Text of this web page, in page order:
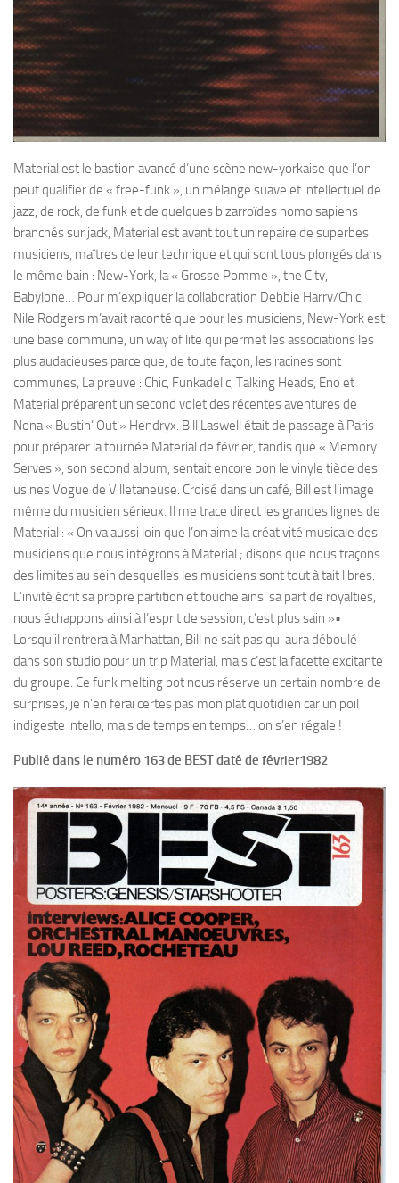
Material est le bastion avancé d’une scène new-yorkaise que l’on
peut qualifier de « free-funk », un mélange suave et intellectuel de
jazz, de rock, de funk et de quelques bizarroïdes homo sapiens
branchés sur jack, Material est avant tout un repaire de superbes
musiciens, maîtres de leur technique et qui sont tous plongés dans
le même bain : New-York, la « Grosse Pomme », the City,
Babylone… Pour m’expliquer la collaboration Debbie Harry/Chic,
Nile Rodgers m’avait raconté que pour les musiciens, New-York est
une base commune, un way of lite qui permet les associations les
plus audacieuses parce que, de toute façon, les racines sont
communes, La preuve : Chic, Funkadelic, Talking Heads, Eno et
Material préparent un second volet des récentes aventures de
Nona « Bustin’ Out » Hendryx. Bill Laswell était de passage à Paris
pour préparer la tournée Material de février, tandis que « Memory
Serves », son second album, sentait encore bon le vinyle tiède des
usines Vogue de Villetaneuse. Croisé dans un café, Bill est l’image
même du musicien sérieux. Il me trace direct les grandes lignes de
Material : « On va aussi loin que l’on aime la créativité musicale des
musiciens que nous intégrons à Material ; disons que nous traçons
des limites au sein desquelles les musiciens sont tout à tait libres.
L’invité écrit sa propre partition et touche ainsi sa part de royalties,
nous échappons ainsi à l’esprit de session, c’est plus sain »•
Lorsqu’il rentrera à Manhattan, Bill ne sait pas qui aura déboulé
dans son studio pour un trip Material, mais c’est la facette excitante
du groupe. Ce funk melting pot nous réserve un certain nombre de
surprises, je n’en ferai certes pas mon plat quotidien car un poil
indigeste intello, mais de temps en temps… on s’en régale !
Publié dans le numéro 163 de BEST daté de février1982